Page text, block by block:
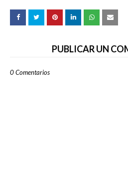
PUBLICAR UN
0 Comentarios